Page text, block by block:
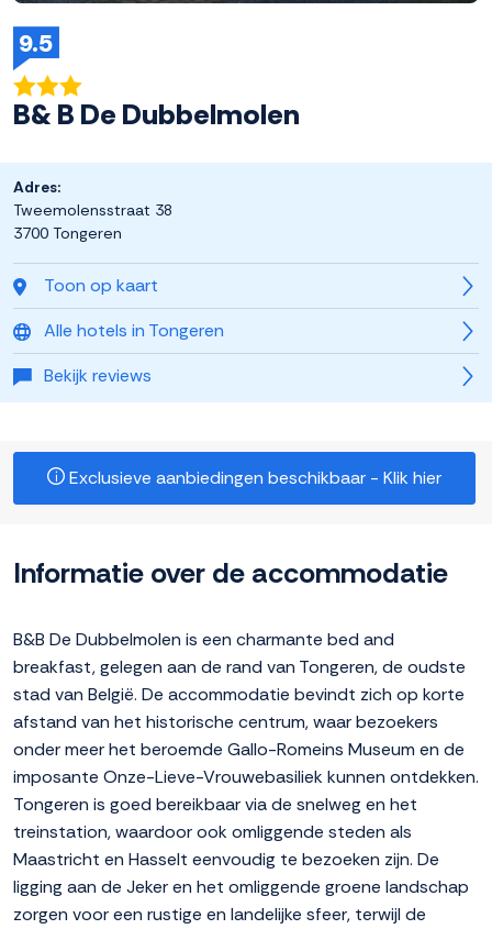
9.5
B& B De Dubbelmolen
Toon op kaart
Alle hotels in Tongeren
Bekijk reviews
Adres:
Tweemolensstraat 38
3700 Tongeren
Exclusieve aanbiedingen beschikbaar - Klik hier
Informatie over de accommodatie
B&B De Dubbelmolen is een charmante bed and
breakfast, gelegen aan de rand van Tongeren, de oudste
stad van België. De accommodatie bevindt zich op korte
afstand van het historische centrum, waar bezoekers
onder meer het beroemde Gallo-Romeins Museum en de
imposante Onze-Lieve-Vrouwebasiliek kunnen ontdekken.
Tongeren is goed bereikbaar via de snelweg en het
treinstation, waardoor ook omliggende steden als
Maastricht en Hasselt eenvoudig te bezoeken zijn. De
ligging aan de Jeker en het omliggende groene landschap
zorgen voor een rustige en landelijke sfeer, terwijl de